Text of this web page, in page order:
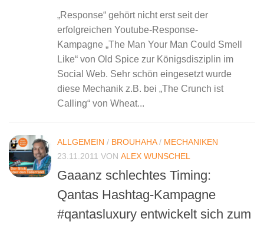
„Response“ gehört nicht erst seit der
erfolgreichen Youtube-Response-
Kampagne „The Man Your Man Could Smell
Like“ von Old Spice zur Königsdisziplin im
Social Web. Sehr schön eingesetzt wurde
diese Mechanik z.B. bei „The Crunch ist
Calling“ von Wheat...
ALLGEMEIN / BROUHAHA/ MECHANIKEN
23.11.2011 VON ALEX WUNSCHEL
Gaaanz schlechtes Timing:
Qantas Hashtag-Kampagne
#qantasluxury entwickelt sich zum